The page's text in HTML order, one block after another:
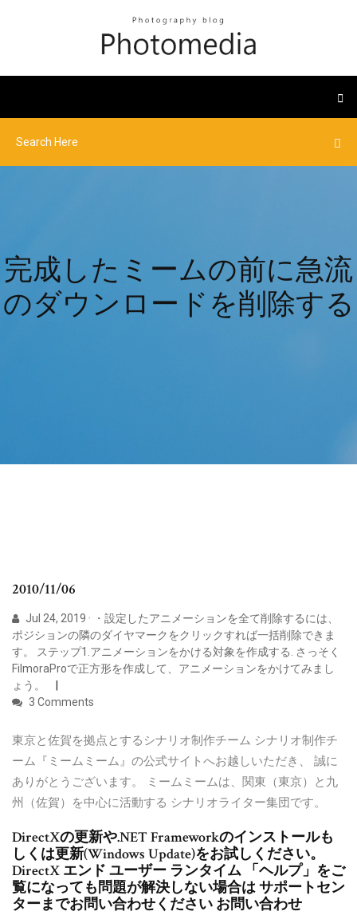
完成したミームの前に急流
のダウンロードを削除する
2010/11/06
Jul 24, 2019 · ・設定したアニメーションを全て削除するには、
ポジションの隣のダイヤマークをクリックすれば一括削除できま
す。 ステップ1.アニメーションをかける対象を作成する. さっそく
FilmoraProで正方形を作成して、アニメーションをかけてみまし
ょう。
3 Comments
東京と佐賀を拠点とするシナリオ制作チーム シナリオ制作チ
ーム『ミームミーム』の公式サイトへお越しいただき、 誠に
ありがとうございます。 ミームミームは、関東（東京）と九
州（佐賀）を中心に活動する シナリオライター集団です。
DirectXの更新や.NET Frameworkのインストールも
しくは更新(Windows Update)をお試しください。
DirectX エンド ユーザー ランタイム 「ヘルプ」をご
覧になっても問題が解決しない場合は サポートセン
ターまでお問い合わせください お問い合わせ